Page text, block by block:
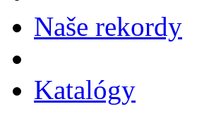
Naše rekordy
Katalógy